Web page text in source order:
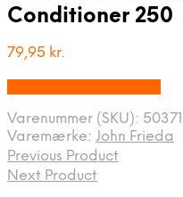
Conditioner 250
79,95 kr.
Varenummer (SKU):
Varemærke: John Frieda
Previous Product
Next Product